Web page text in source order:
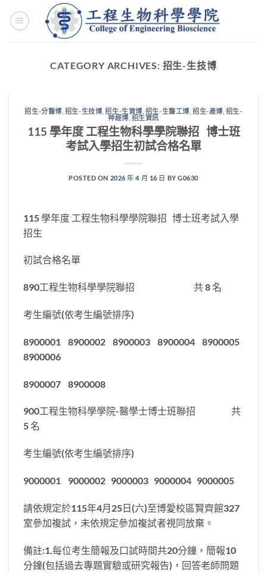
CATEGORY ARCHIVES: 招生-生技博
招生-分醫博, 招生-生技博,招生-生資博, 招生-生醫工博, 招生-產博, 招生-
神經博, 招生資訊
115 學年度 工程生物科學學院聯招 博士班
考試入學招生初試合格名單
POSTED ON 2026 年 4 月 16 日 BYG0630
115 學年度 工程生物科學學院聯招 博士班考試入學
招生
初試合格名單
890工程生物科學學院聯招 共 8 名
考生編號(依考生編號排序)
8900001 8900002 8900003 8900004 8900005
8900006
8900007 8900008
900工程生物科學學院-醫學士博士班聯招 共
5 名
考生編號(依考生編號排序)
9000001 9000002 9000003 9000004 9000005
請依規定於115年4月25日(六)至博愛校區賢齊館327
室參加複試，未依規定參加複試者視同放棄。
備註:1.每位考生簡報及口試時間共20分鐘，簡報10
分鐘(包括過去專題實驗或研究報告)，回答老師問題